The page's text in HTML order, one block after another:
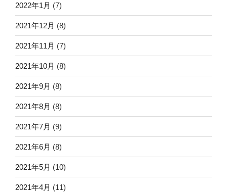
2022年1月 (7)
2021年12月 (8)
2021年11月 (7)
2021年10月 (8)
2021年9月 (8)
2021年8月 (8)
2021年7月 (9)
2021年6月 (8)
2021年5月 (10)
2021年4月 (11)